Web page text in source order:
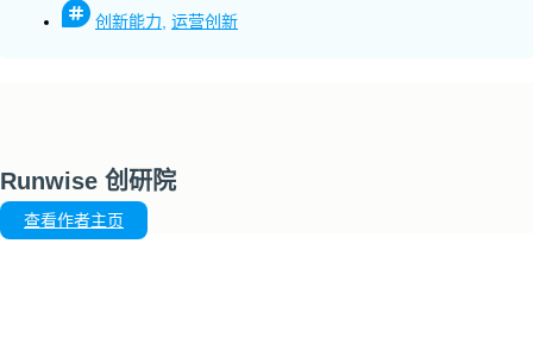
创新能力 运营创新
Runwise 创研院
查看作者主页